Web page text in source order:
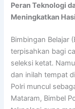
Peran Teknologi
Meningkatkan
Bimbingan Belajar
terpisahkan bagi
seleksi ketat.
dan inilah tempat
Polri muncul
Mataram, Bimbel